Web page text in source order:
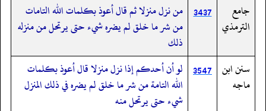
جامع
الترمذي
3437 من نزل منزلا ثم قال أعوذ بكلمات الله التامات
من شر ما خلق لم يضره شيء حتى يرتحل من منزله
ذلك
سنن ابن
ماجه
3547 لو أن أحدكم إذا نزل منزلا قال أعوذ بكلمات
الله التامة من شر ما خلق لم يضره في ذلك المنزل
شيء حتى يرتحل منه